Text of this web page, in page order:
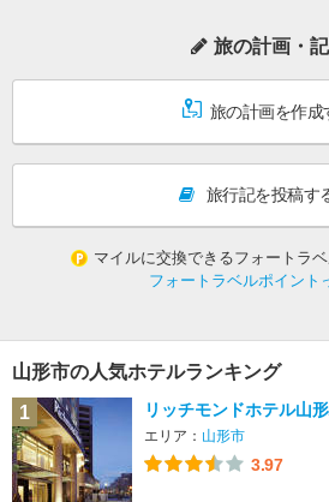
旅の計画・
旅の計画を作成
旅行記を投稿す
マイルに交換できるフォートラ
フォートラベルポイント
山形市の人気ホテルランキング
1
リッチモンドホテル山
エリア： 山形市
3.97